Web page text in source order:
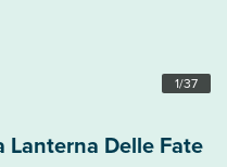
1/37
Lanterna Delle Fate